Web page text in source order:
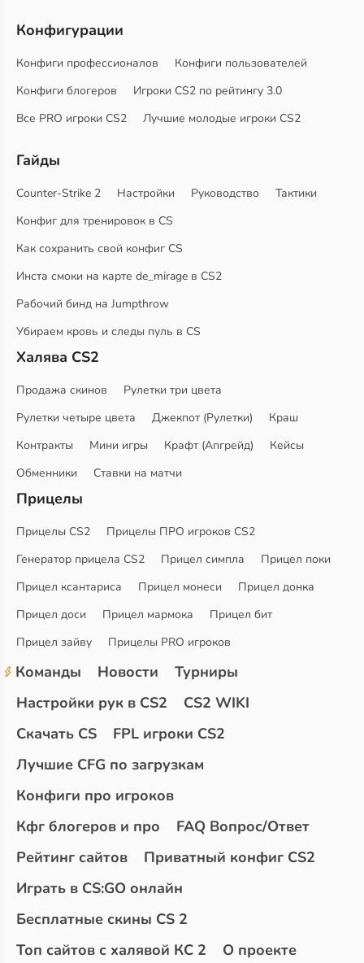
Конфигурации
Конфиги профессионалов
Конфиги пользователей
Конфиги блогеров
Игроки CS2 по рейтингу 3.0
Все PRO игроки CS2
Лучшие молодые игроки CS2
Гайды
Counter-Strike 2 Настройки Руководство
Тактики
Конфиг для тренировок в CS
Как сохранить свой конфиг CS
Инста смоки на карте de_mirage в CS2
Рабочий бинд на Jumpthrow
Убираем кровь и следы пуль в CS
Халява CS2
Продажа скинов
Рулетки три цвета
Рулетки четыре цвета
Джекпот (Рулетки)
Краш
Контракты
Мини игры Крафт (Апгрейд)
Кейсы
Обменники
Ставки на матчи
Прицелы
Прицелы CS2
Прицелы ПРО игроков CS2
Генератор прицела CS2
Прицел симпла
Прицел поки
Прицел ксантариса
Прицел монеси
Прицел донка
Прицел доси
Прицел мармока
Прицел бит
Прицел зайву
Прицелы PRO игроков
Команды Новости
Турниры
Настройки рук в CS2
CS2 WIKI
Скачать CS
FPL игроки CS2
Лучшие CFG по загрузкам
Конфиги про игроков
Кфг блогеров и про
FAQ Вопрос/Ответ
Рейтинг сайтов
Приватный конфиг CS2
Играть в CS:GO онлайн
Бесплатные скины CS 2
Топ сайтов с халявой КС 2
О проекте